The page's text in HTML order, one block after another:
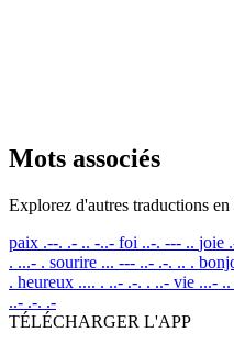
Mots associés
Explorez d'autres traductions
paix .--. .- .. -..- foi ..-. --- .. joie
. ...- . sourire ... --- ..- .-. .. .
. heureux .... . ..- .-. . ..- vie ...- ..
..- .-. .-
TÉLÉCHARGER L'APP